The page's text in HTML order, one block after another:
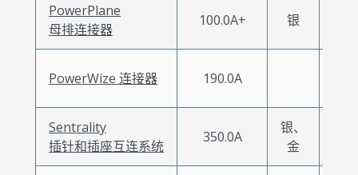
PowerPlane
母排连接器
100.0A+ 银
PowerWize 连接器 190.0A
Sentrality
插针和插座互连系统
350.0A
银、
金